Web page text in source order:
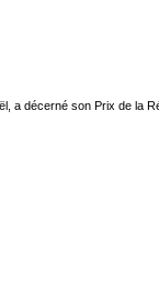
a décerné son Prix de la